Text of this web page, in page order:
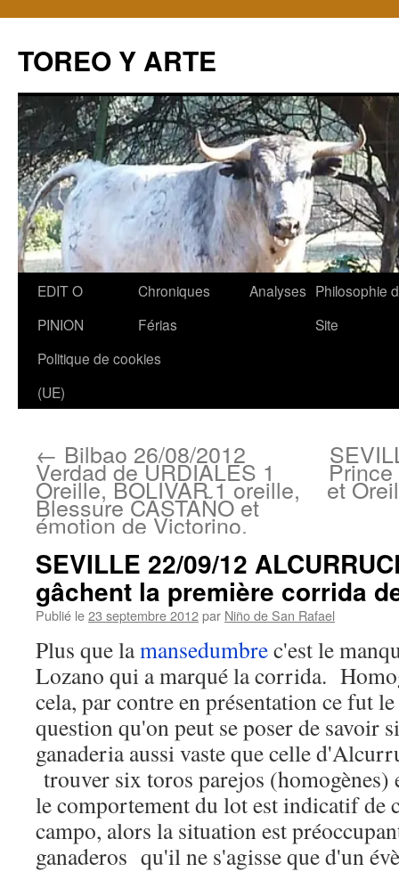
TOREO Y ARTE
Aller
contenu
EDIT O
PINION
Chroniques
Férias
Analyses Philosophie
Site
Politique de cookies
(UE)
← Bilbao 26/08/2012
Verdad de URDIALES 1
Oreille, BOLIVAR 1 oreille,
Blessure CASTAÑO et
émotion de Victorino.
et
SEVILLE 22/09/12
gâchent la première corrida
Publié le23 septembre 2012par Niño de San Rafael
Plus que lamansedumbrec'est le
Lozano qui a marqué la corrida.
cela, par contre en présentation ce fut
question qu'on peut se poser de savoir
ganaderia aussi vaste que celle
trouver six toros parejos
le comportement du lot est indicatif de
campo, alors la situation est
ganaderos qu'il ne s'agisse que d'un